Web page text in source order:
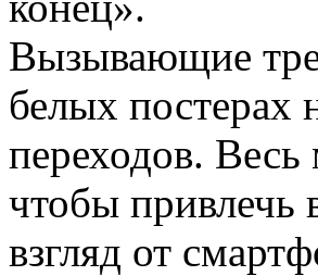
Вызывающие
белых постерах
переходов.
чтобы привлечь
взгляд от